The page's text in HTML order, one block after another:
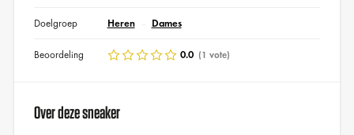
Doelgroep Heren Dames
Beoordeling 0.0 (1 vote)
Over deze sneaker